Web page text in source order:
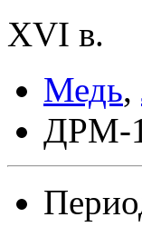
XVI в.
Медь,
ДРМ-